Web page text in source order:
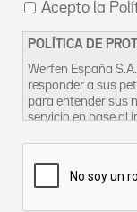
Acepto la
POLÍTICA DE
Werfen España
responder a sus
para entender sus
servicio en base al
Privacidad
es@werfen.com.